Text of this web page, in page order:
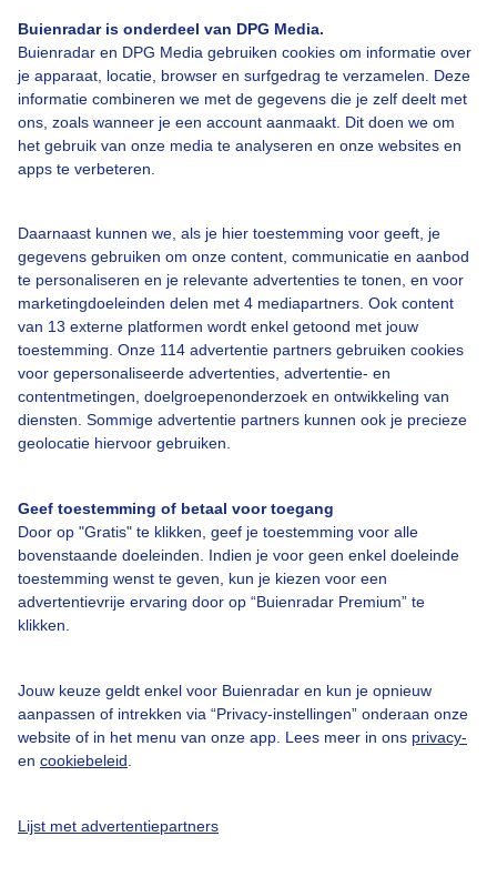
Buienradar is onderdeel van DPG Media.
Buienradar en DPG Media gebruiken cookies om informatie over
je apparaat, locatie, browser en surfgedrag te verzamelen. Deze
informatie combineren we met de gegevens die je zelf deelt met
ons, zoals wanneer je een account aanmaakt. Dit doen we om
het gebruik van onze media te analyseren en onze websites en
apps te verbeteren.
Daarnaast kunnen we, als je hier toestemming voor geeft, je
gegevens gebruiken om onze content, communicatie en aanbod
te personaliseren en je relevante advertenties te tonen, en voor
marketingdoeleinden delen met 4 mediapartners. Ook content
van 13 externe platformen wordt enkel getoond met jouw
toestemming. Onze 114 advertentie partners gebruiken cookies
voor gepersonaliseerde advertenties, advertentie- en
contentmetingen, doelgroepenonderzoek en ontwikkeling van
diensten. Sommige advertentie partners kunnen ook je precieze
geolocatie hiervoor gebruiken.
Geef toestemming of betaal voor toegang
Door op "Gratis" te klikken, geef je toestemming voor alle
bovenstaande doeleinden. Indien je voor geen enkel doeleinde
toestemming wenst te geven, kun je kiezen voor een
advertentievrije ervaring door op “Buienradar Premium” te
klikken.
Jouw keuze geldt enkel voor Buienradar en kun je opnieuw
aanpassen of intrekken via “Privacy-instellingen” onderaan onze
website of in het menu van onze app. Lees meer in ons privacy-
en cookiebeleid
Lijst met advertentiepartners
Wolkenvelden Zon
Bekijk slideshow
Een moment geduld aub...
Bedrijfsgegevens
Veelgestelde vragen
Contact
Gebruikersvoorwaarden
Adverteren
Buienradar Team